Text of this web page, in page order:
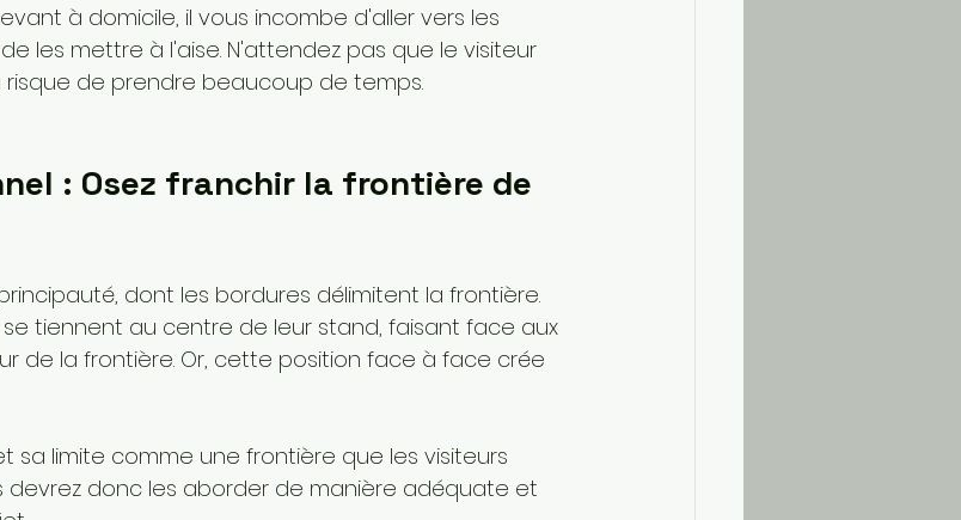
à domicile, il vous incombe d'aller vers les
les mettre à l'aise. N'attendez pas que le visiteur
de prendre beaucoup de temps.
: Osez franchir la frontière de
dont les bordures délimitent la frontière.
tiennent au centre de leur stand, faisant face aux
de la frontière. Or, cette position face à face crée
sa limite comme une frontière que les visiteurs
devrez donc les aborder de manière adéquate et